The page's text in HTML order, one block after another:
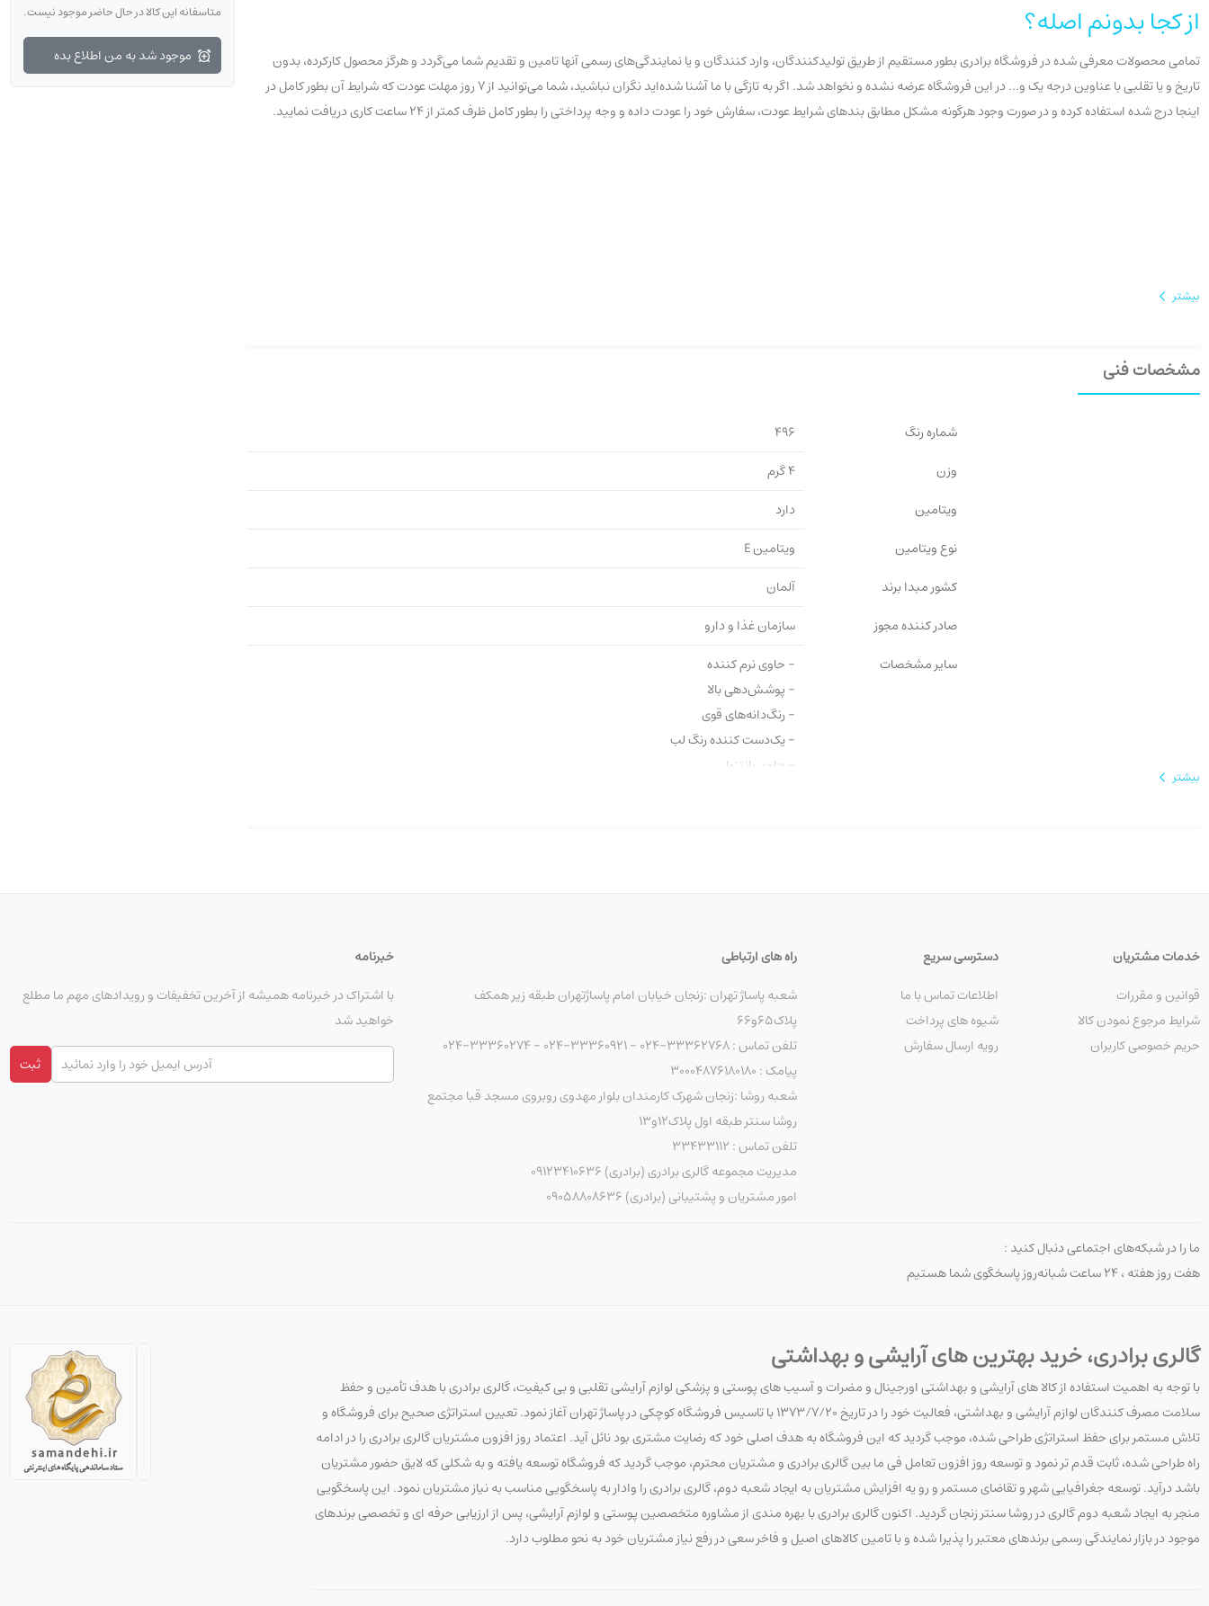
از کجا بدونم اصله؟
تمامی محصولات معرفی شده در فروشگاه برادری بطور مستقیم از طریق تولیدکنندگان، وارد کنندگان و یا نمایندگی‌های رسمی آنها تامین و تقدیم شما می‌گردد و هرگز محصول کارکرده، بدون
تاریخ و یا تقلبی با عناوین درجه یک و… در این فروشگاه عرضه نشده و نخواهد شد. اگر به تازگی با ما آشنا شده‌اید نگران نباشید، شما می‌توانید از 7 روز مهلت عودت که شرایط آن بطور کامل در
اینجا درج شده استفاده کرده و در صورت وجود هرگونه مشکل مطابق بندهای شرایط عودت، سفارش خود را عودت داده و وجه پرداختی را بطور کامل ظرف کمتر از ۲۴ ساعت کاری دریافت نمایید.
بیشتر
مشخصات فنی
شماره رنگ
496
وزن
4 گرم
ویتامین
دارد
نوع ویتامین
ویتامین E
کشور مبدا برند
آلمان
صادر کننده مجوز
سازمان غذا و دارو
سایر مشخصات
- حاوی نرم کننده
- پوشش‌دهی بالا
- رنگ‌دانه‌های قوی
- یک‌دست کننده رنگ لب
- حاوی پانتنول
بیشتر
متاسفانه این کالا در حال حاضر موجود نیست.
موجود شد به من اطلاع بده
خدمات مشتریان
قوانین و مقررات
شرایط مرجوع نمودن کالا
حریم خصوصی کاربران
دسترسی سریع
اطلاعات تماس با ما
شیوه های پرداخت
رویه ارسال سفارش
راه های ارتباطی
شعبه پاساژ تهران :زنجان خیابان امام پاساژتهران طبقه زیر همکف
پلاک۶۵و۶۶
تلفن تماس : 33362768-024 - 33360921-024 - 33360274-024
پیامک : ۳۰۰۰۴۸۷۶۱۸۰۱۸۰
شعبه روشا :زنجان شهرک کارمندان بلوار مهدوی روبروی مسجد قبا مجتمع
روشا سنتر طبقه اول پلاک۱۲و۱۳
تلفن تماس : ۳۳۴۳۳۱۱۲
مدیریت مجموعه گالری برادری (برادری) 09123410636
امور مشتریان و پشتیبانی (برادری) 09058808636
خبرنامه
با اشتراک در خبرنامه همیشه از آخرین تخفیفات و رویدادهای مهم ما مطلع
خواهید شد
ثبت
ما را در شبکه‌های اجتماعی دنبال کنید :
هفت روز هفته ، ۲۴ ساعت شبانه‌روز پاسخگوی شما هستیم
گالری برادری، خرید بهترین های آرایشی و بهداشتی
با توجه به اهمیت استفاده از کالا های آرایشی و بهداشتی اورجینال و مضرات و آسیب های پوستی و پزشکی لوازم آرایشی تقلبی و بی کیفیت، گالری برادری با هدف تأمین و حفظ
سلامت مصرف کنندگان لوازم آرایشی و بهداشتی، فعالیت خود را در تاریخ 1373/7/20 با تاسیس فروشگاه کوچکی در پاساژ تهران آغاز نمود. تعیین استراتژی صحیح برای فروشگاه و
تلاش مستمر برای حفظ استراتژی طراحی شده، موجب گردید که این فروشگاه به هدف اصلی خود که رضایت مشتری بود نائل آید. اعتماد روز افزون مشتریان گالری برادری را در ادامه
راه طراحی شده، ثابت قدم تر نمود و توسعه روز افزون تعامل فی ما بین گالری برادری و مشتریان محترم، موجب گردید که فروشگاه توسعه یافته و به شکلی که لایق حضور مشتریان
باشد درآید. توسعه جغرافیایی شهر و تقاضای مستمر و رو یه افزایش مشتریان به ایجاد شعبه دوم، گالری برادری را وادار به پاسخگویی مناسب به نیاز مشتریان نمود. این پاسخگویی
منجر به ایجاد شعبه دوم گالری در روشا سنتر زنجان گردید. اکنون گالری برادری با بهره مندی از مشاوره متخصصین پوستی و لوازم آرایشی، پس از ارزیابی حرفه ای و تخصصی برندهای
موجود در بازار نمایندگی رسمی برندهای معتبر را پذیرا شده و با تامین کالاهای اصیل و فاخر سعی در رفع نیاز مشتریان خود به نحو مطلوب دارد.